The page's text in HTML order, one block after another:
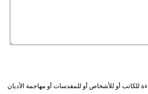
للكاتب أو للأشخاص أو للمقدسات أو مهاجمة الأديان